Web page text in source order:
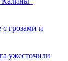
грозами и
ужесточили